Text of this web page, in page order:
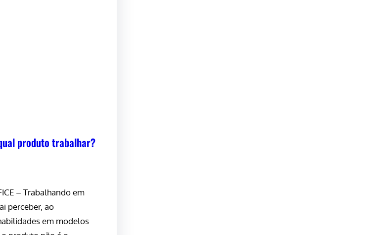
produto trabalhar?
– Trabalhando em
perceber, ao
em modelos